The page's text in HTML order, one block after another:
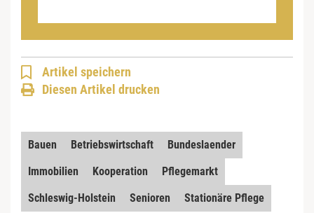
Artikel speichern
Diesen Artikel drucken
Bauen Betriebswirtschaft
Bundeslaender
Immobilien
Kooperation
Pflegemarkt
Schleswig-Holstein
Senioren Stationäre Pflege